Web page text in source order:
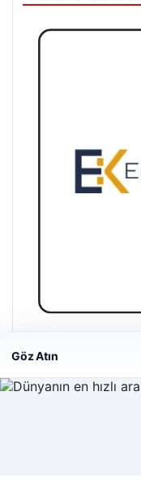
Enes Kaplan
Web sitemizi nasıl
deneyiminizi
Göz Atın